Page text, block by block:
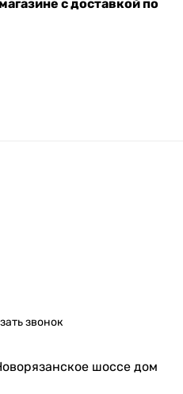
с доставкой по
звонок
шоссе дом